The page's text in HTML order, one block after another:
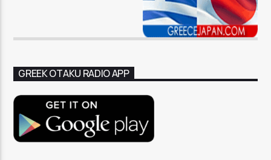
GREEK OTAKU RADIO APP